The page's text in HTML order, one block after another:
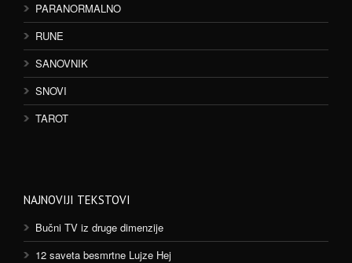
PARANORMALNO
RUNE
SANOVNIK
SNOVI
TAROT
NAJNOVIJI TEKSTOVI
Bučni TV iz druge dimenzije
12 saveta besmrtne Lujze Hej